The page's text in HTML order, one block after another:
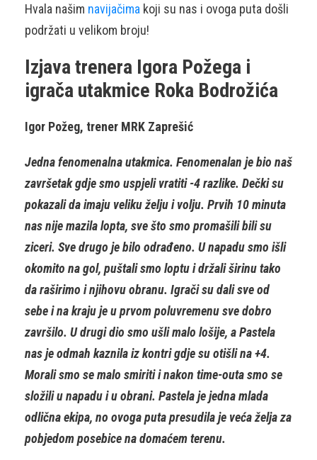
Hvala našim navijačima koji su nas i ovoga puta došli
podržati u velikom broju!
Izjava trenera Igora Požega i
igrača utakmice Roka Bodrožića
Igor Požeg, trener MRK Zaprešić
Jedna fenomenalna utakmica. Fenomenalan je bio naš
završetak gdje smo uspjeli vratiti -4 razlike. Dečki su
pokazali da imaju veliku želju i volju. Prvih 10 minuta
nas nije mazila lopta, sve što smo promašili bili su
ziceri. Sve drugo je bilo odrađeno. U napadu smo išli
okomito na gol, puštali smo loptu i držali širinu tako
da raširimo i njihovu obranu. Igrači su dali sve od
sebe i na kraju je u prvom poluvremenu sve dobro
završilo. U drugi dio smo ušli malo lošije, a Pastela
nas je odmah kaznila iz kontri gdje su otišli na +4.
Morali smo se malo smiriti i nakon time-outa smo se
složili u napadu i u obrani. Pastela je jedna mlada
odlična ekipa, no ovoga puta presudila je veća želja za
pobjedom posebice na domaćem terenu.